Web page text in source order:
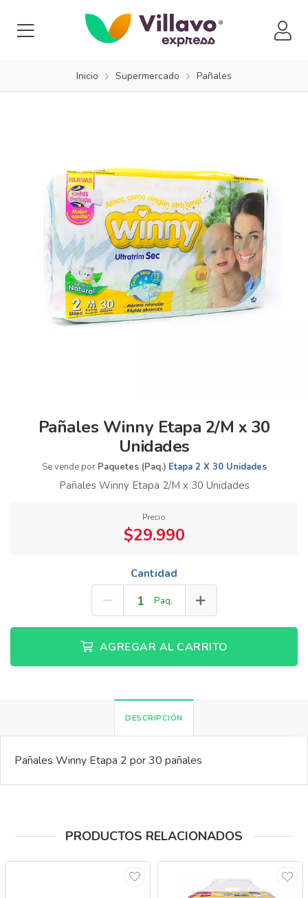
Inicio Supermercado Pañales
Pañales Winny Etapa 2/M x 30
Unidades
Se vende por Paquetes (Paq.) Etapa 2 X 30 Unidades
Pañales Winny Etapa 2/M x 30 Unidades
Precio
$29.990
Cantidad
Paq.
AGREGAR AL CARRITO
DESCRIPCIÓN
Pañales Winny Etapa 2 por 30 pañales
PRODUCTOS RELACIONADOS